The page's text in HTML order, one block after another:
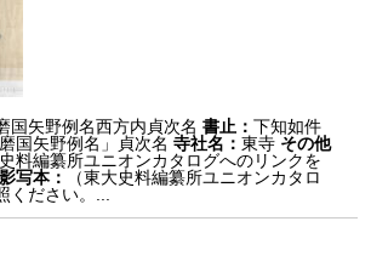
国矢野例名西方内貞次名書止：下知如件
国矢野例名」貞次名 寺社名：東寺 その他
史料編纂所ユニオンカタログへのリンクを
影写本：
（東大史料編纂所ユニオンカタロ
ください。...